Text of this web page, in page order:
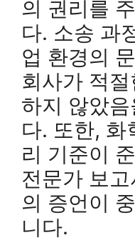
의 권리를
다. 소송 과
업 환경의
회사가 적
하지 않았
다. 또한, 화
리 기준이
전문가 보
의 증언이
니다.